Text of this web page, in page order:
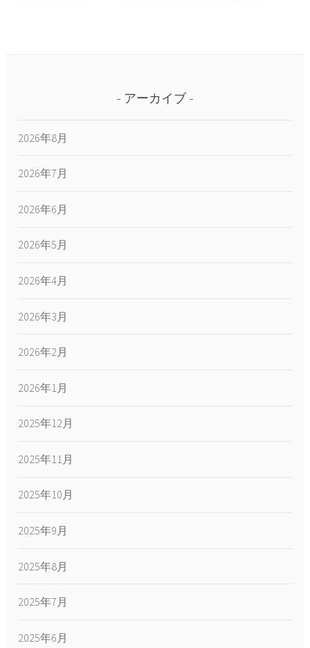
アーカイブ
2026年8月
2026年7月
2026年6月
2026年5月
2026年4月
2026年3月
2026年2月
2026年1月
2025年12月
2025年11月
2025年10月
2025年9月
2025年8月
2025年7月
2025年6月